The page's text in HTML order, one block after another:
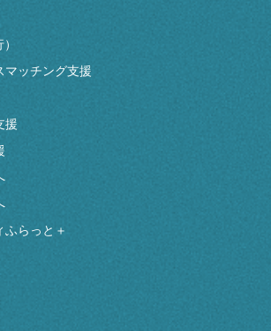
マッチング支援
援
らっと＋